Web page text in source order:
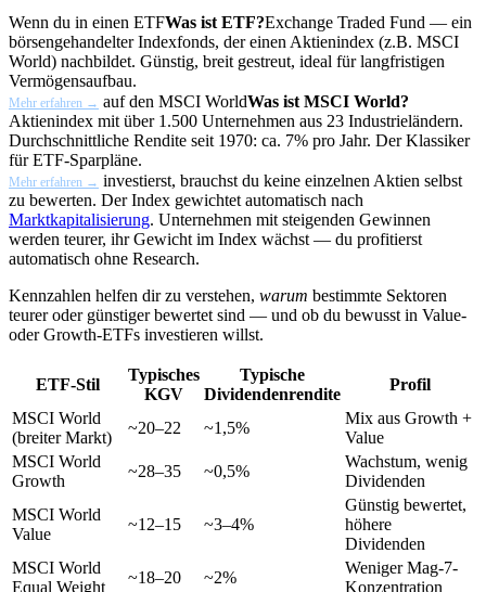
Wenn du in einen ETFWas ist ETF?Exchange Traded Fund — ein
börsengehandelter Indexfonds, der einen Aktienindex (z.B. MSCI
World) nachbildet. Günstig, breit gestreut, ideal für langfristigen
Vermögensaufbau.
Mehr erfahren → auf den MSCI WorldWas ist MSCI World?
Aktienindex mit über 1.500 Unternehmen aus 23 Industrieländern.
Durchschnittliche Rendite seit 1970: ca. 7% pro Jahr. Der Klassiker
für ETF-Sparpläne.
Mehr erfahren → investierst, brauchst du keine einzelnen Aktien selbst
zu bewerten. Der Index gewichtet automatisch nach
Marktkapitalisierung. Unternehmen mit steigenden Gewinnen
werden teurer, ihr Gewicht im Index wächst — du profitierst
automatisch ohne Research.
Kennzahlen helfen dir zu verstehen, warum bestimmte Sektoren
teurer oder günstiger bewertet sind — und ob du bewusst in Value-
oder Growth-ETFs investieren willst.
ETF-Stil
Typisches
KGV
Typische
Dividendenrendite
Profil
MSCI World
(breiter Markt)
~20–22 ~1,5%
Mix aus Growth +
Value
MSCI World
Growth
~28–35 ~0,5%
Wachstum, wenig
Dividenden
MSCI World
Value
~12–15 ~3–4%
Günstig bewertet,
höhere
Dividenden
MSCI World
Equal Weight
~18–20 ~2%
Weniger Mag-7-
Konzentration